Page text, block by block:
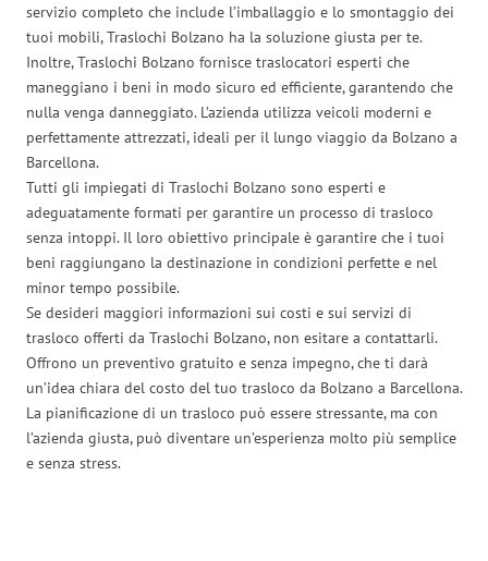
servizio completo che include l’imballaggio e lo smontaggio dei
tuoi mobili, Traslochi Bolzano ha la soluzione giusta per te.
Inoltre, Traslochi Bolzano fornisce traslocatori esperti che
maneggiano i beni in modo sicuro ed efficiente, garantendo che
nulla venga danneggiato. L’azienda utilizza veicoli moderni e
perfettamente attrezzati, ideali per il lungo viaggio da Bolzano a
Barcellona.
Tutti gli impiegati di Traslochi Bolzano sono esperti e
adeguatamente formati per garantire un processo di trasloco
senza intoppi. Il loro obiettivo principale è garantire che i tuoi
beni raggiungano la destinazione in condizioni perfette e nel
minor tempo possibile.
Se desideri maggiori informazioni sui costi e sui servizi di
trasloco offerti da Traslochi Bolzano, non esitare a contattarli.
Offrono un preventivo gratuito e senza impegno, che ti darà
un’idea chiara del costo del tuo trasloco da Bolzano a Barcellona.
La pianificazione di un trasloco può essere stressante, ma con
l’azienda giusta, può diventare un’esperienza molto più semplice
e senza stress.